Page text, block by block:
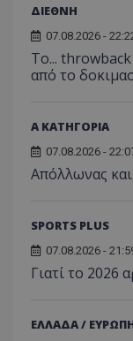
ΔΙΕΘΝΗ
07.08.2026 -
Το...
από το
Α ΚΑΤΗΓΟΡΙΑ
07.08.2026 -
Απόλλωνας
SPORTS PLUS
07.08.2026 -
Γιατί το 2026
ΕΛΛΑΔΑ /